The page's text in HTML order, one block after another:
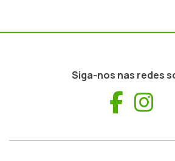
Siga-nos nas redes